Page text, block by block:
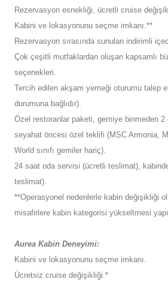
Rezervasyon esnekliği, ücretli cruise
Kabini ve lokasyonunu seçme imkanı.**
Rezervasyon sırasında sunulan indirimli
Çok çeşitli mutfaklardan oluşan kapsamlı
seçenekleri.
Tercih edilen akşam yemeği oturumu talep
durumuna bağlıdır).
Özel restoranlar paketi, gemiye binmeden 2
seyahat öncesi özel teklifi (MSC Armonia,
World sınıfı gemiler hariç).
24 saat oda servisi (ücretli teslimat),
teslimat).
**Operasyonel nedenlerle kabin değişikliği
misafirlere kabin kategorisi yükseltmesi
Aurea Kabin Deneyimi:
Kabini ve lokasyonunu seçme imkanı.
Ücretsiz cruise değişikliği.*